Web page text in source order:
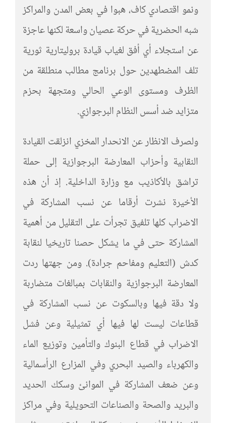
ونمو اقتصادي كاف، هبوا في بعض المدن والمراكز
شبه الحضرية في حركة عصيان واسعة لكنها عاجزة
عن استجلاء أي أفق لغياب قيادة بروليتارية ثورية
تلف المضطهدين حول برنامج مطالب منطلقة من
الظرف ومستوى الوعي الحالي ومتجهة بحزم
متزايد ضد أسس النظام البرجوازي.
ولصرف الانظار عن الانحدار المخزي انزلقت القيادة
النقابية وأحزاب المعارضة البرجوازية إلى حملة
تراشق بالأكاذيب مع وزارة الداخلية. إذ أن هذه
الأخيرة نشرت أرقاما عن نسب المشاركة في
الاضراب كلها تلفيق تجرأت على التقليل من أهمية
المشاركة حتى في ما يشكل حصنا تاريخيا لنقابة
كدش (التعليم ومفاحم جرادة). ومن جهتها ردت
المعارضة البرجوازية والنقابات بمبالغات متضاربة
ولا دقة فيها وبالسكوت عن نسب المشاركة في
قطاعات ليست لها فيها أي تمثيلية وعن فشل
الاضراب في قطاع البنوك والتأمين وتوزيع الماء
والكهرباء والصيد البحري وفي المزارع الرأسمالية
وعن ضعف المشاركة في الموانئ وسكك الحديد
والبريد والصحة والصناعات التحويلية وفي مراكز